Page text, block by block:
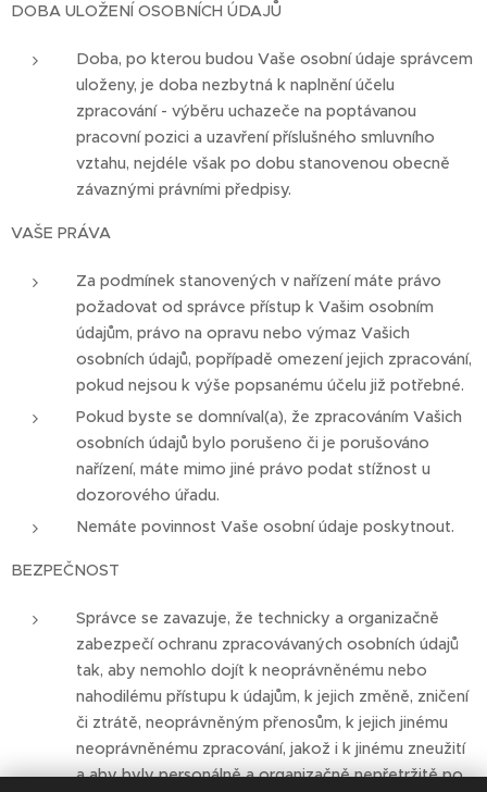
DOBA ULOŽENÍ OSOBNÍCH ÚDAJŮ
Doba, po kterou budou Vaše osobní údaje správcem
uloženy, je doba nezbytná k naplnění účelu
zpracování - výběru uchazeče na poptávanou
pracovní pozici a uzavření příslušného smluvního
vztahu, nejdéle však po dobu stanovenou obecně
závaznými právními předpisy.
VAŠE PRÁVA
Za podmínek stanovených v nařízení máte právo
požadovat od správce přístup k Vašim osobním
údajům, právo na opravu nebo výmaz Vašich
osobních údajů, popřípadě omezení jejich zpracování,
pokud nejsou k výše popsanému účelu již potřebné.
Pokud byste se domníval(a), že zpracováním Vašich
osobních údajů bylo porušeno či je porušováno
nařízení, máte mimo jiné právo podat stížnost u
dozorového úřadu.
Nemáte povinnost Vaše osobní údaje poskytnout.
BEZPEČNOST
Správce se zavazuje, že technicky a organizačně
zabezpečí ochranu zpracovávaných osobních údajů
tak, aby nemohlo dojít k neoprávněnému nebo
nahodilému přístupu k údajům, k jejich změně, zničení
či ztrátě, neoprávněným přenosům, k jejich jinému
neoprávněnému zpracování, jakož i k jinému zneužití
a aby byly personálně a organizačně nepřetržitě po